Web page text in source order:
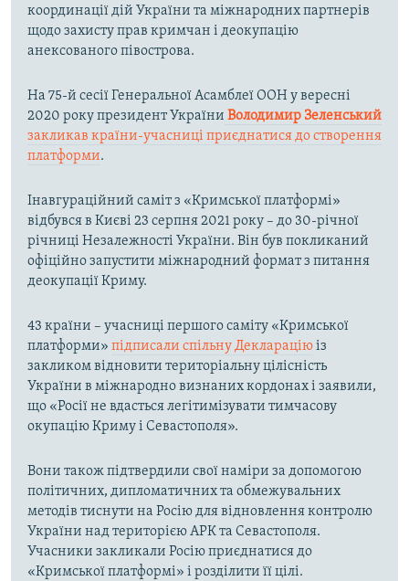
координації дій України та міжнародних партнерів
щодо захисту прав кримчан і деокупацію
анексованого півострова.
На 75-й сесії Генеральної Асамблеї ООН у вересні
2020 року президент України Володимир Зеленський
закликав країни-учасниці приєднатися до створення
платформи.
Інавгураційний саміт з «Кримської платформі»
відбувся в Києві 23 серпня 2021 року – до 30-річної
річниці Незалежності України. Він був покликаний
офіційно запустити міжнародний формат з питання
деокупації Криму.
43 країни – учасниці першого саміту «Кримської
платформи» підписали спільну Деклараціюіз
закликом відновити територіальну цілісність
України в міжнародно визнаних кордонах і заявили,
що «Росії не вдасться легітимізувати тимчасову
окупацію Криму і Севастополя».
Вони також підтвердили свої наміри за допомогою
політичних, дипломатичних та обмежувальних
методів тиснути на Росію для відновлення контролю
України над територією АРК та Севастополя.
Учасники закликали Росію приєднатися до
«Кримської платформі» і розділити її цілі.